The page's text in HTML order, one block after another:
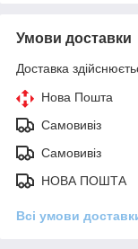
Умови доставки
Доставка
Нова Пошта
Самовивіз
Самовивіз
НОВА ПОШТА
Всі умови